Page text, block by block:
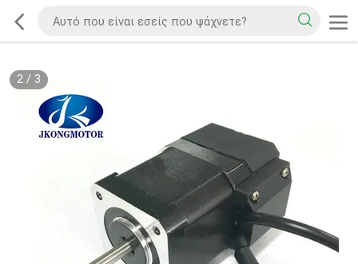
2/ 3